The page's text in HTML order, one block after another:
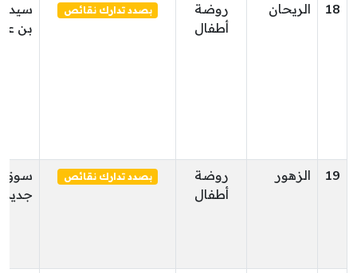
18 الريحان
روضة
أطفال
بصدد تدارك نقائص
بن
19 الزهور
روضة
أطفال
بصدد تدارك نقائص
سوق
جديد